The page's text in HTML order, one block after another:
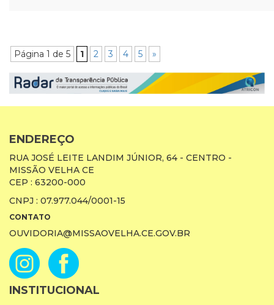
Página 1 de 5 1 2 3 4 5 »
ENDEREÇO
RUA JOSÉ LEITE LANDIM JÚNIOR, 64 - CENTRO -
MISSÃO VELHA CE
CEP : 63200-000
CNPJ : 07.977.044/0001-15
CONTATO
OUVIDORIA@MISSAOVELHA.CE.GOV.BR
INSTITUCIONAL